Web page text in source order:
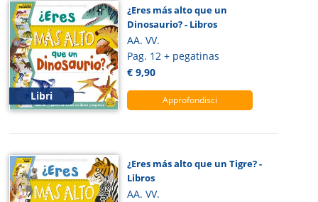
Libri
¿Eres más alto que un
Dinosaurio? - Libros
AA. VV.
Pag. 12 + pegatinas
€ 9,90
Approfondisci
¿Eres más alto que un Tigre? -
Libros
AA. VV.